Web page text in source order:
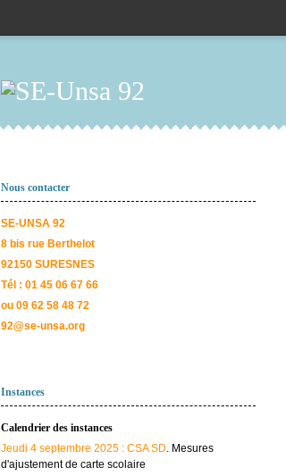
Nous contacter
SE-UNSA 92
8 bis rue Berthelot
92150 SURESNES
Tél : 01 45 06 67 66
ou 09 62 58 48 72
92@se-unsa.org
Instances
Calendrier des instances
Jeudi 4 septembre 2025 : CSA SD. Mesures
d'ajustement de carte scolaire